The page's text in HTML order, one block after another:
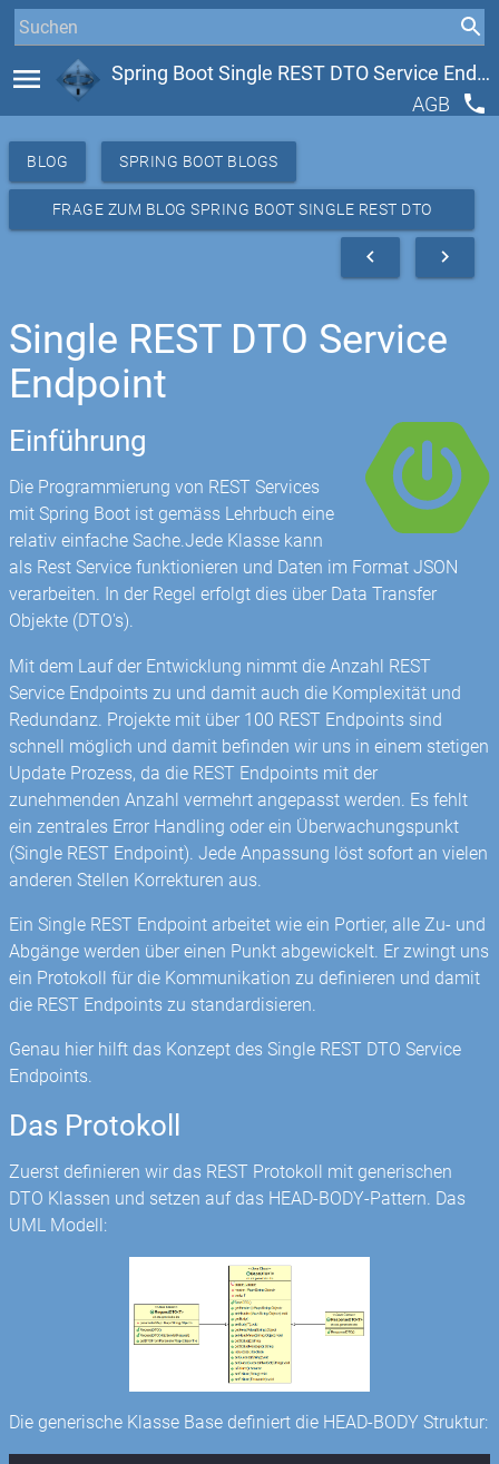
menu
Spring Boot Single REST DTO Service Endpoint
AGB
phone
BLOG SPRING BOOT BLOGS
FRAGE ZUM BLOG SPRING BOOT SINGLE REST DTO
navigate_next
navigate_before
Single REST DTO Service
Endpoint
Einführung
Die Programmierung von REST Services
mit Spring Boot ist gemäss Lehrbuch eine
relativ einfache Sache.Jede Klasse kann
als Rest Service funktionieren und Daten im Format JSON
verarbeiten. In der Regel erfolgt dies über Data Transfer
Objekte (DTO's).
Mit dem Lauf der Entwicklung nimmt die Anzahl REST
Service Endpoints zu und damit auch die Komplexität und
Redundanz. Projekte mit über 100 REST Endpoints sind
schnell möglich und damit befinden wir uns in einem stetigen
Update Prozess, da die REST Endpoints mit der
zunehmenden Anzahl vermehrt angepasst werden. Es fehlt
ein zentrales Error Handling oder ein Überwachungspunkt
(Single REST Endpoint). Jede Anpassung löst sofort an vielen
anderen Stellen Korrekturen aus.
Ein Single REST Endpoint arbeitet wie ein Portier, alle Zu- und
Abgänge werden über einen Punkt abgewickelt. Er zwingt uns
ein Protokoll für die Kommunikation zu definieren und damit
die REST Endpoints zu standardisieren.
Genau hier hilft das Konzept des Single REST DTO Service
Endpoints.
Das Protokoll
Zuerst definieren wir das REST Protokoll mit generischen
DTO Klassen und setzen auf das HEAD-BODY-Pattern. Das
UML Modell:
Die generische Klasse Base definiert die HEAD-BODY Struktur: